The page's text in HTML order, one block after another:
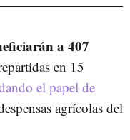
a 407
en 15
el papel de
agrícolas del